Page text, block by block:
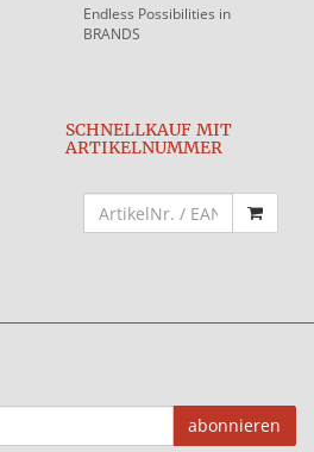
Endless Possibilities in
BRANDS
SCHNELLKAUF MIT
ARTIKELNUMMER
abonnieren